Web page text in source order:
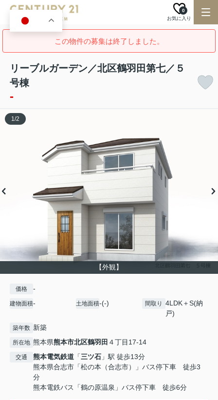
お気に入り
0
この物件の募集は終了しました。
リーブルガーデン／北区鶴羽田第七／５
号棟
-
【外観】
1/2
価格 -
建物面積- 土地面積-(-) 間取り
4LDK＋S(納
戸)
築年数 新築
所在地 熊本県熊本市北区鶴羽田 ４丁目17-14
交通 熊本電気鉄道 「三ツ石 」駅 徒歩13分
熊本県合志市「松の本（合志市）」バス停下車 徒歩3
分
熊本電鉄バス「鶴の原温泉」バス停下車 徒歩6分